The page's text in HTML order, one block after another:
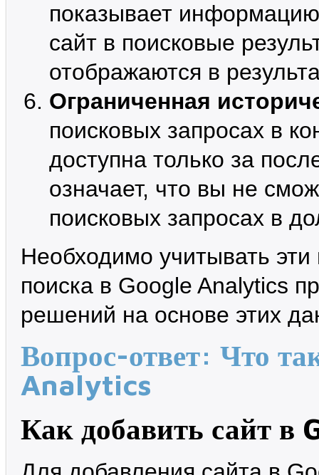
показывает
сайт в поисковые
отображаются в
Ограниченная
поисковых запросах в
доступна только за
означает, что вы не
поисковых запросах в
Необходимо учитывать эти
поиска в Google Analytics
решений на основе этих
Вопрос-ответ: Что
Analytics
Как добавить сайт